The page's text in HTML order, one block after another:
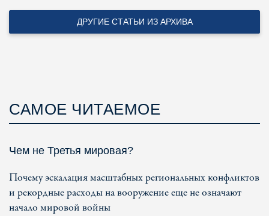
ДРУГИЕ СТАТЬИ ИЗ АРХИВА
САМОЕ ЧИТАЕМОЕ
Чем не Третья мировая?
Почему эскалация масштабных региональных конфликтов
и рекордные расходы на вооружение еще не означают
начало мировой войны